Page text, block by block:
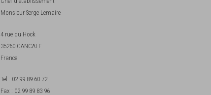
Monsieur Serge Lemaire
4 rue du Hock
35260 CANCALE
France
Tel : 02 99 89 60 72
Fax : 02 99 89 83 96